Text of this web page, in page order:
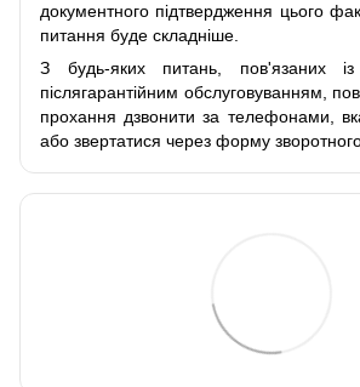
документного підтвердження цього
питання буде складніше.
З будь-яких питань, пов'язаних
післягарантійним обслуговуванням,
прохання дзвонити за телефонами,
або звертатися через форму зворотного